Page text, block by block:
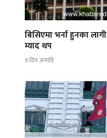
बिसिएमा भर्ना हुनका
म्याद थप
१ दिन अगाडि